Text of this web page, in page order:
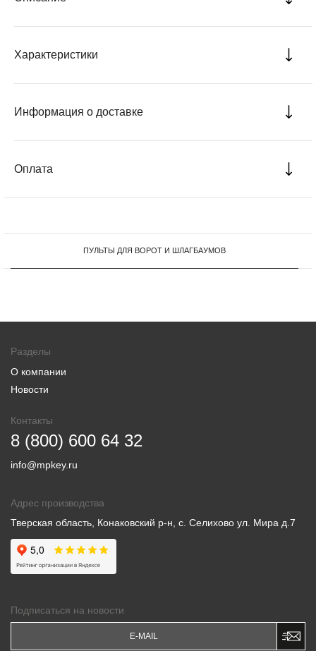
Характеристики
Информация о доставке
Оплата
ПУЛЬТЫ ДЛЯ ВОРОТ И ШЛАГБАУМОВ
Разделы
О компании
Новости
Контакты
8 (800) 600 64 32
info@mpkey.ru
Адрес производства
Тверская область, Конаковский р-н, с. Селихово ул. Мира д.7
Подписаться на новости